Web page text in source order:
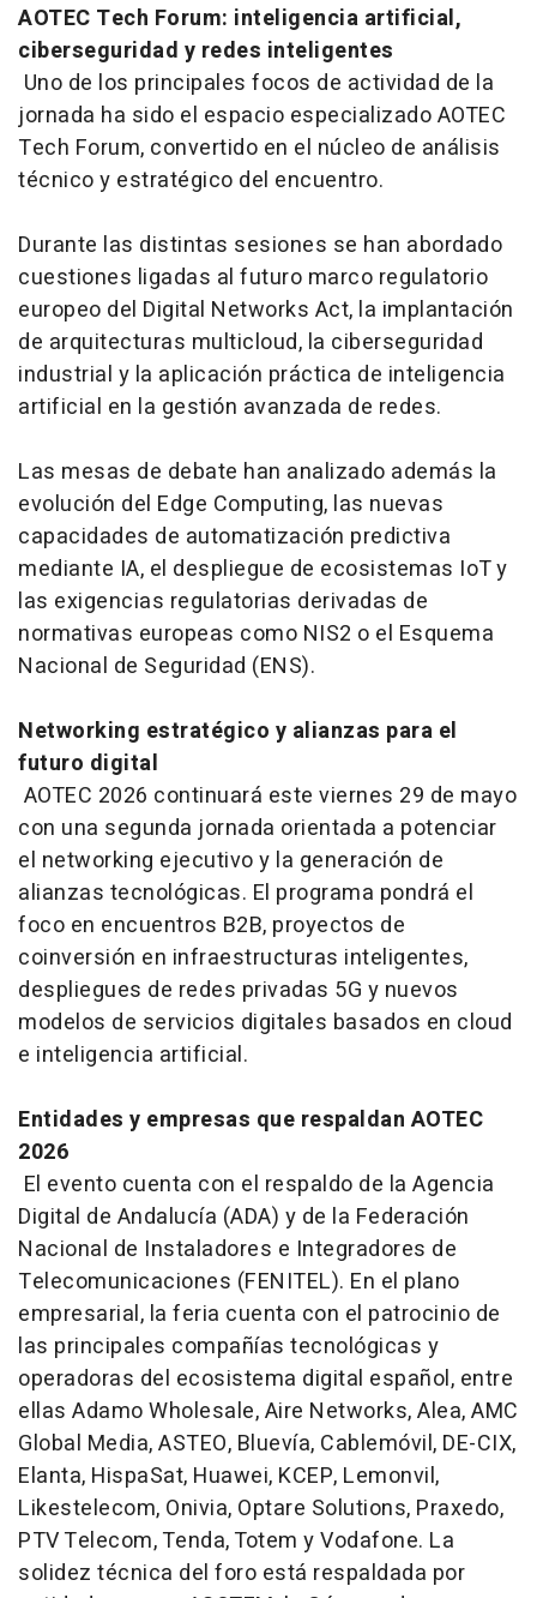
AOTEC Tech Forum: inteligencia artificial,
ciberseguridad y redes inteligentes
Uno de los principales focos de actividad de la
jornada ha sido el espacio especializado AOTEC
Tech Forum, convertido en el núcleo de análisis
técnico y estratégico del encuentro.
Durante las distintas sesiones se han abordado
cuestiones ligadas al futuro marco regulatorio
europeo del Digital Networks Act, la implantación
de arquitecturas multicloud, la ciberseguridad
industrial y la aplicación práctica de inteligencia
artificial en la gestión avanzada de redes.
Las mesas de debate han analizado además la
evolución del Edge Computing, las nuevas
capacidades de automatización predictiva
mediante IA, el despliegue de ecosistemas IoT y
las exigencias regulatorias derivadas de
normativas europeas como NIS2 o el Esquema
Nacional de Seguridad (ENS).
Networking estratégico y alianzas para el
futuro digital
AOTEC 2026 continuará este viernes 29 de mayo
con una segunda jornada orientada a potenciar
el networking ejecutivo y la generación de
alianzas tecnológicas. El programa pondrá el
foco en encuentros B2B, proyectos de
coinversión en infraestructuras inteligentes,
despliegues de redes privadas 5G y nuevos
modelos de servicios digitales basados en cloud
e inteligencia artificial.
Entidades y empresas que respaldan AOTEC
2026
El evento cuenta con el respaldo de la Agencia
Digital de Andalucía (ADA) y de la Federación
Nacional de Instaladores e Integradores de
Telecomunicaciones (FENITEL). En el plano
empresarial, la feria cuenta con el patrocinio de
las principales compañías tecnológicas y
operadoras del ecosistema digital español, entre
ellas Adamo Wholesale, Aire Networks, Alea, AMC
Global Media, ASTEO, Bluevía, Cablemóvil, DE-CIX,
Elanta, HispaSat, Huawei, KCEP, Lemonvil,
Likestelecom, Onivia, Optare Solutions, Praxedo,
PTV Telecom, Tenda, Totem y Vodafone. La
solidez técnica del foro está respaldada por